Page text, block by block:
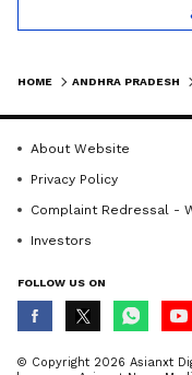
HOME ANDHRA PRADESH
About Website
Privacy Policy
Complaint Redressal -
Investors
FOLLOW US ON
© Copyright 2026 Asianxt